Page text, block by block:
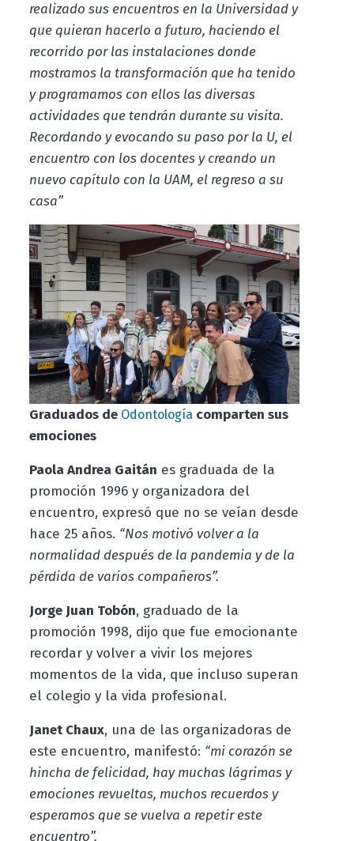
realizado sus encuentros en la Universidad y
que quieran hacerlo a futuro, haciendo el
recorrido por las instalaciones donde
mostramos la transformación que ha tenido
y programamos con ellos las diversas
actividades que tendrán durante su visita.
Recordando y evocando su paso por la U, el
encuentro con los docentes y creando un
nuevo capítulo con la UAM, el regreso a su
casa”
Graduados de Odontologíacomparten sus
emociones
Paola Andrea Gaitán es graduada de la
promoción 1996 y organizadora del
encuentro, expresó que no se veían desde
hace 25 años. “Nos motivó volver a la
normalidad después de la pandemia y de la
pérdida de varios compañeros”.
Jorge Juan Tobón, graduado de la
promoción 1998, dijo que fue emocionante
recordar y volver a vivir los mejores
momentos de la vida, que incluso superan
el colegio y la vida profesional.
Janet Chaux, una de las organizadoras de
este encuentro, manifestó: “mi corazón se
hincha de felicidad, hay muchas lágrimas y
emociones revueltas, muchos recuerdos y
esperamos que se vuelva a repetir este
encuentro”.